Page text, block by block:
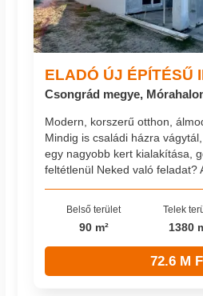
ELADÓ ÚJ ÉPÍTÉSŰ
Csongrád megye,
Modern, korszerű otthon,
Mindig is családi házra
egy nagyobb kert kialakítása,
feltétlenül Neked való feladat?
Belső terület
90 m²
Telek
1380
72.6 M